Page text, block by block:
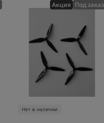
Акция Под заказ
Нет в наличии